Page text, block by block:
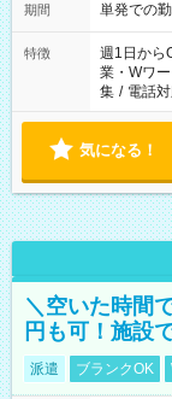
期間 単発での勤
特徴 週1日から
業・Wワ
集 / 電話
気になる！
＼空いた時間
円も可！施設
派遣 ブランクOK